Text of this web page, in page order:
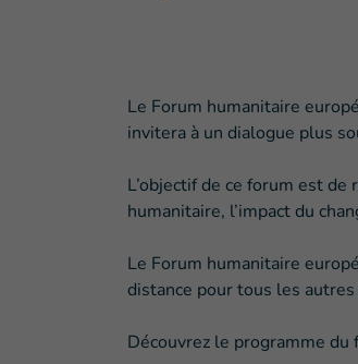
Le Forum humanitaire
invitera à un dialogue plus
L’objectif de ce forum est
humanitaire, l’impact du
Le Forum humanitaire
distance pour tous les autres
Découvrez le programme du